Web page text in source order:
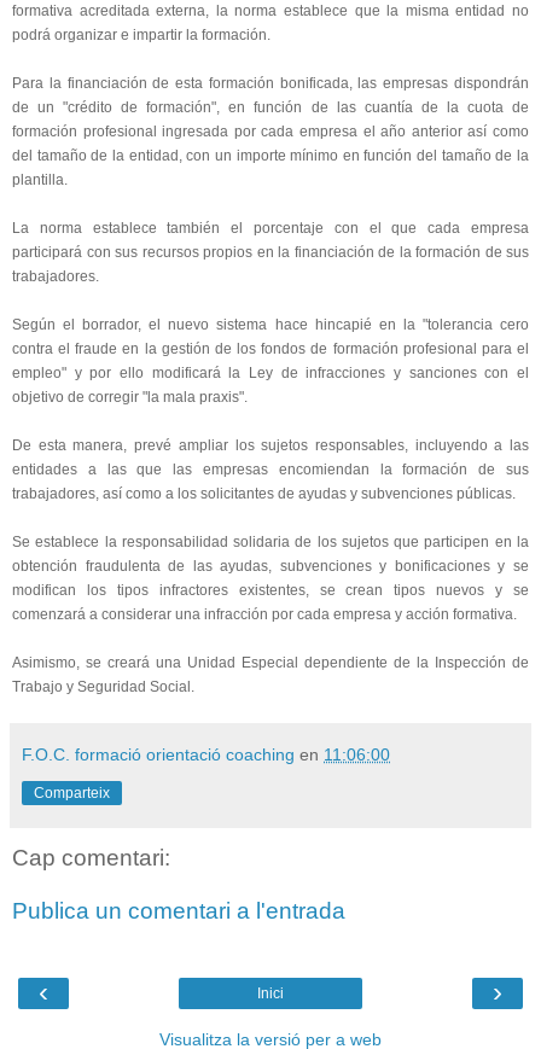
formativa acreditada externa, la norma establece que la misma entidad no
podrá organizar e impartir la formación.
Para la financiación de esta formación bonificada, las empresas dispondrán
de un "crédito de formación", en función de las cuantía de la cuota de
formación profesional ingresada por cada empresa el año anterior así como
del tamaño de la entidad, con un importe mínimo en función del tamaño de la
plantilla.
La norma establece también el porcentaje con el que cada empresa
participará con sus recursos propios en la financiación de la formación de sus
trabajadores.
Según el borrador, el nuevo sistema hace hincapié en la "tolerancia cero
contra el fraude en la gestión de los fondos de formación profesional para el
empleo" y por ello modificará la Ley de infracciones y sanciones con el
objetivo de corregir "la mala praxis".
De esta manera, prevé ampliar los sujetos responsables, incluyendo a las
entidades a las que las empresas encomiendan la formación de sus
trabajadores, así como a los solicitantes de ayudas y subvenciones públicas.
Se establece la responsabilidad solidaria de los sujetos que participen en la
obtención fraudulenta de las ayudas, subvenciones y bonificaciones y se
modifican los tipos infractores existentes, se crean tipos nuevos y se
comenzará a considerar una infracción por cada empresa y acción formativa.
Asimismo, se creará una Unidad Especial dependiente de la Inspección de
Trabajo y Seguridad Social.
F.O.C. formació orientació coaching en 11:06:00
Comparteix
Cap comentari:
Publica un comentari a l'entrada
‹ ›
Inici
Visualitza la versió per a web